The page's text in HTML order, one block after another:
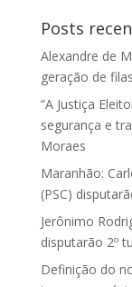
Posts
Alexandre de
geração de
“A Justiça
segurança e
Moraes
Maranhão:
(PSC)
Jerônimo
disputarão 2º
Definição do